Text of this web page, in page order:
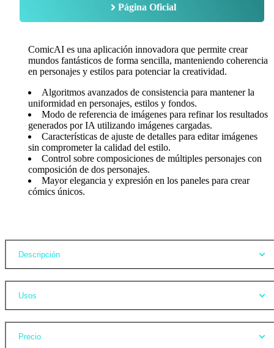
Página Oficial
ComicAI es una aplicación innovadora que permite crear
mundos fantásticos de forma sencilla, manteniendo coherencia
en personajes y estilos para potenciar la creatividad.
Algoritmos avanzados de consistencia para mantener la
uniformidad en personajes, estilos y fondos.
Modo de referencia de imágenes para refinar los resultados
generados por IA utilizando imágenes cargadas.
Características de ajuste de detalles para editar imágenes
sin comprometer la calidad del estilo.
Control sobre composiciones de múltiples personajes con
composición de dos personajes.
Mayor elegancia y expresión en los paneles para crear
cómics únicos.
Descripción
Usos
Precio